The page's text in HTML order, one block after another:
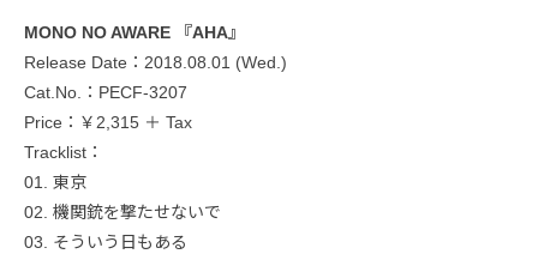
MONO NO AWARE 『AHA』
Release Date：2018.08.01 (Wed.)
Cat.No.：PECF-3207
Price：￥2,315 ＋ Tax
Tracklist：
01. 東京
02. 機関銃を撃たせないで
03. そういう日もある